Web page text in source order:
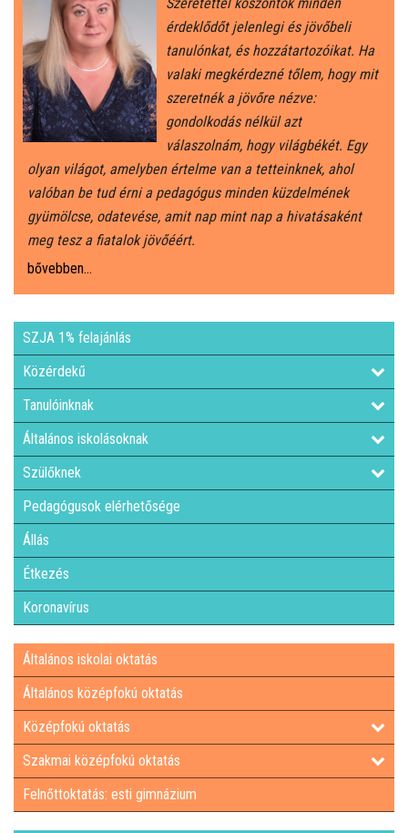
érdeklődőt jelenlegi és jövőbeli
tanulónkat, és hozzátartozóikat. Ha
valaki megkérdezné tőlem, hogy mit
szeretnék a jövőre nézve:
gondolkodás nélkül azt
válaszolnám, hogy világbékét. Egy
olyan világot, amelyben értelme van a tetteinknek, ahol
valóban be tud érni a pedagógus minden küzdelmének
gyümölcse, odatevése, amit nap mint nap a hivatásaként
meg tesz a fiatalok jövőéért.
bővebben...
SZJA 1% felajánlás
Közérdekű
Tanulóinknak
Általános iskolásoknak
Szülőknek
Pedagógusok elérhetősége
Állás
Étkezés
Koronavírus
Általános iskolai oktatás
Általános középfokú oktatás
Középfokú oktatás
Szakmai középfokú oktatás
Felnőttoktatás: esti gimnázium